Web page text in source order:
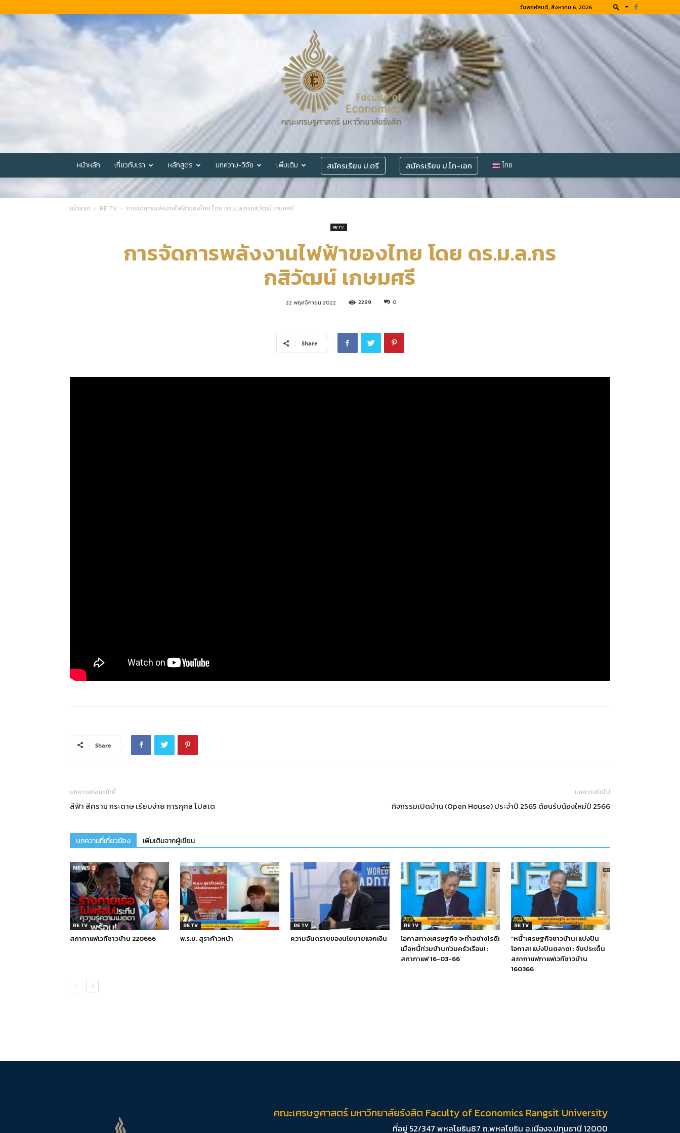
วันพฤหัสบดี, สิงหาคม 6, 2026
คณะ
หน้าหลัก เกี่ยวกับเรา หลักสูตร บทความ-วิจัย เพิ่มเติม สมัครเรียน ป.ตรี สมัครเรียน ป.โท-เอก ไทย
หน้าแรก RE TV การจัดการพลังงานไฟฟ้าของไทย โดย ดร.ม.ล.กรกสิวัฒน์ เกษมศรี
RE TV
การจัดการพลังงานไฟฟ้าของไทย โดย ดร.ม.ล.กร
กสิวัฒน์ เกษมศรี
22 พฤศจิกายน 2022 2289 0
Share
Share
บทความก่อนหน้านี้
สีฟ้า สีคราม กระดาษ เรียบง่าย การกุศล โปสเต
บทความถัดไป
กิจกรรมเปิดบ้าน (Open House) ประจำปี 2565 ต้อนรับน้องใหม่ปี 2566
บทความที่เกี่ยวข้อง เพิ่มเติมจากผู้เขียน
RE TV
สภากาแฟเวทีชาวบ้าน 220666
RE TV
พ.ร.บ. สุราก้าวหน้า
RE TV
ความอันตรายของนโยบายแจกเงิน
RE TV
โอกาสทางเศรษฐกิจ จะทำอย่างไรดี!
เมื่อหนี้ท่วมบ้านท่วมครัวเรือน! :
สภากาแฟ 16-03-66
RE TV
“หนี้”เศรษฐกิจชาวบ้าน! แบ่งปัน
โอกาส! แบ่งปันตลาด! : จับประเด็น
สภากาแฟกาแฟเวทีชาวบ้าน
160366
คณะเศรษฐศาสตร์ มหาวิทยาลัยรังสิต Faculty of Economics Rangsit University
ที่อยู่ 52/347 พหลโยธิน87 ถ.พหลโยธิน อ.เมืองจ.ปทุมธานี 12000